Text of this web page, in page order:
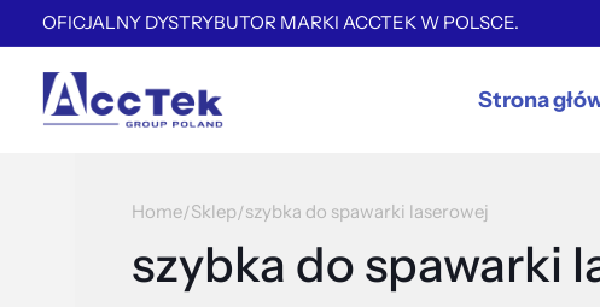
OFICJALNY DYSTRYBUTOR MARKI ACCTEK W POLSCE.
Strona
Home/Sklep/szybka do spawarki laserowej
szybka do spawarki